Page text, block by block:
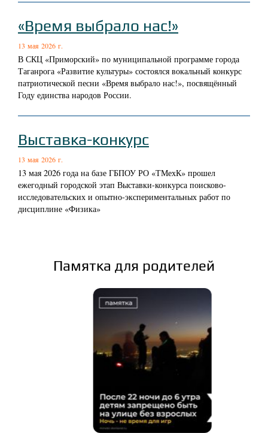
«Время выбрало нас!»
13 мая 2026 г.
В СКЦ «Приморский» по муниципальной программе города
Таганрога «Развитие культуры» состоялся вокальный конкурс
патриотической песни «Время выбрало нас!», посвящённый
Году единства народов России.
Выставка-конкурс
13 мая 2026 г.
13 мая 2026 года на базе ГБПОУ РО «ТМехК» прошел
ежегодный городской этап Выставки-конкурса поисково-
исследовательских и опытно-экспериментальных работ по
дисциплине «Физика»
Памятка для родителей